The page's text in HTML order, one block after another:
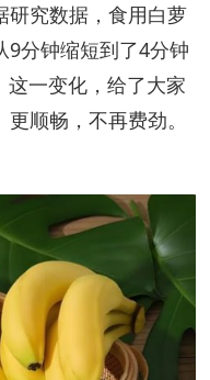
研究数据，食用白萝
9分钟缩短到了4分钟
一变化，给了大家
顺畅，不再费劲。